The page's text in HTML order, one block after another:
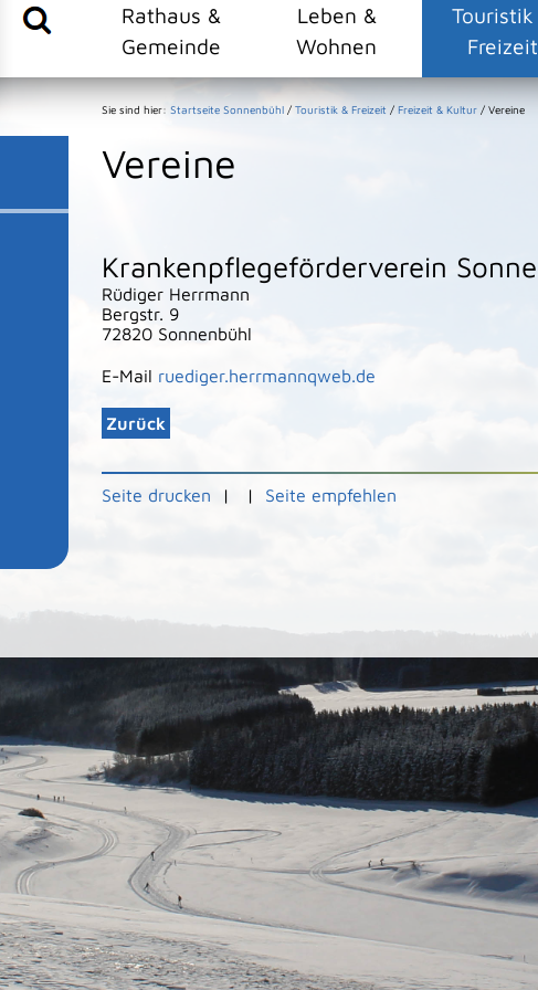
Rathaus &
Gemeinde
Leben &
Wohnen
Touristik
Freizeit
Sie sind hier: Startseite Sonnenbühl / Touristik & Freizeit / Freizeit & Kultur / Vereine
Vereine
Krankenpflegeförderverein
Rüdiger Herrmann
Bergstr. 9
72820 Sonnenbühl
E-Mail ruediger.herrmannqweb.de
Zurück
Seite drucken | | Seite empfehlen